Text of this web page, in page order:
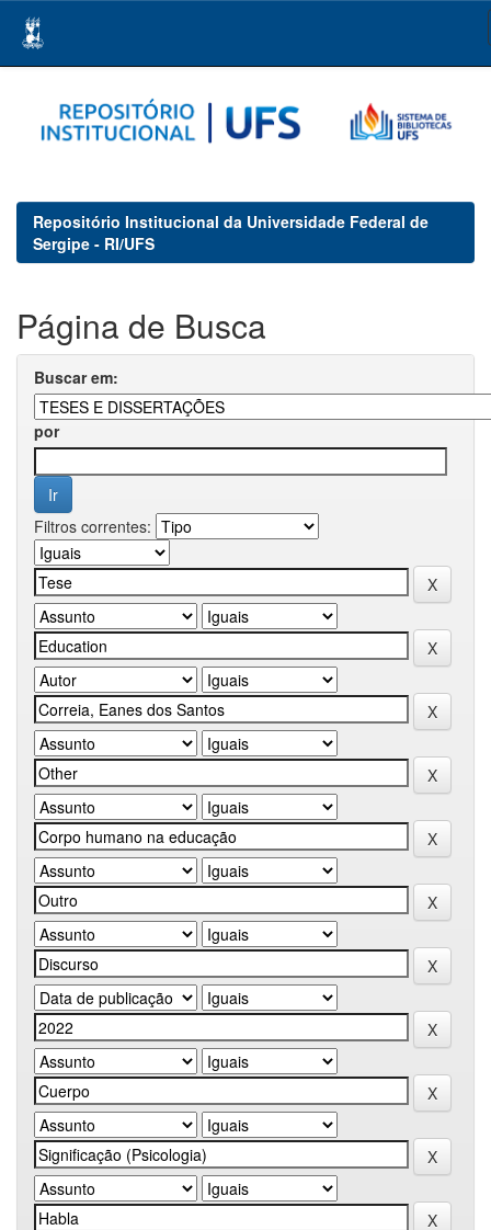
navigation
Repositório Institucional da Universidade Federal de
Sergipe - RI/UFS
Página de Busca
Buscar em:
por
Filtros correntes: